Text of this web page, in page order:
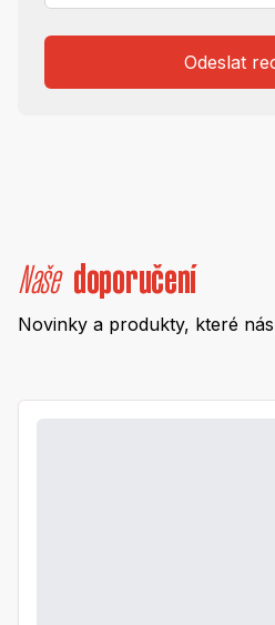
Odeslat
Naše doporučení
Novinky a produkty, které